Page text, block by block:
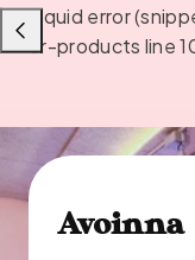
Liquid error
or-products line
Liu'uta
vasemmalle
Avoinna